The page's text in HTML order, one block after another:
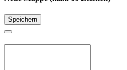
Speichern